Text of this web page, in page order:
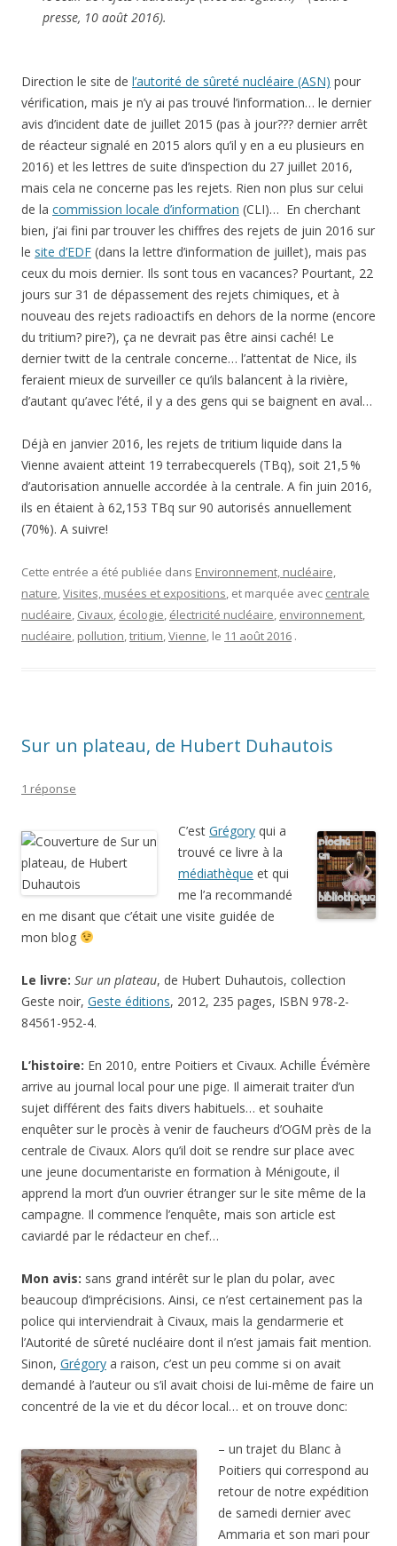
presse, 10 août 2016).
Direction le site de l’autorité de sûreté nucléaire (ASN) pour
vérification, mais je n’y ai pas trouvé l’information… le dernier
avis d’incident date de juillet 2015 (pas à jour??? dernier arrêt
de réacteur signalé en 2015 alors qu’il y en a eu plusieurs en
2016) et les lettres de suite d’inspection du 27 juillet 2016,
mais cela ne concerne pas les rejets. Rien non plus sur celui
de la commission locale d’information (CLI)… En cherchant
bien, j’ai fini par trouver les chiffres des rejets de juin 2016 sur
le site d’EDF (dans la lettre d’information de juillet), mais pas
ceux du mois dernier. Ils sont tous en vacances? Pourtant, 22
jours sur 31 de dépassement des rejets chimiques, et à
nouveau des rejets radioactifs en dehors de la norme (encore
du tritium? pire?), ça ne devrait pas être ainsi caché! Le
dernier twitt de la centrale concerne… l’attentat de Nice, ils
feraient mieux de surveiller ce qu’ils balancent à la rivière,
d’autant qu’avec l’été, il y a des gens qui se baignent en aval…
Déjà en janvier 2016, les rejets de tritium liquide dans la
Vienne avaient atteint 19 terrabecquerels (TBq), soit 21,5 %
d’autorisation annuelle accordée à la centrale. A fin juin 2016,
ils en étaient à 62,153 TBq sur 90 autorisés annuellement
(70%). A suivre!
Cette entrée a été publiée dans Environnement, nucléaire,
nature,Visites, musées et expositions, et marquée avec centrale
nucléaire, Civaux, écologie, électricité nucléaire, environnement,
nucléaire, pollution,tritium,Vienne, le 11 août 2016 .
Sur un plateau, de Hubert Duhautois
1 réponse
C’est Grégory qui a
trouvé ce livre à la
médiathèque et qui
me l’a recommandé
en me disant que c’était une visite guidée de
mon blog
Le livre: Sur un plateau, de Hubert Duhautois, collection
Geste noir, Geste éditions, 2012, 235 pages, ISBN 978-2-
84561-952-4.
L’histoire: En 2010, entre Poitiers et Civaux. Achille Évémère
arrive au journal local pour une pige. Il aimerait traiter d’un
sujet différent des faits divers habituels… et souhaite
enquêter sur le procès à venir de faucheurs d’OGM près de la
centrale de Civaux. Alors qu’il doit se rendre sur place avec
une jeune documentariste en formation à Ménigoute, il
apprend la mort d’un ouvrier étranger sur le site même de la
campagne. Il commence l’enquête, mais son article est
caviardé par le rédacteur en chef…
Mon avis: sans grand intérêt sur le plan du polar, avec
beaucoup d’imprécisions. Ainsi, ce n’est certainement pas la
police qui interviendrait à Civaux, mais la gendarmerie et
l’Autorité de sûreté nucléaire dont il n’est jamais fait mention.
Sinon, Grégory a raison, c’est un peu comme si on avait
demandé à l’auteur ou s’il avait choisi de lui-même de faire un
concentré de la vie et du décor local… et on trouve donc:
– un trajet du Blanc à
Poitiers qui correspond au
retour de notre expédition
de samedi dernier avec
Ammaria et son mari pour